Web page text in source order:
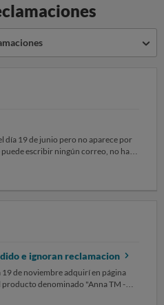
día 19 de junio pero no aparece por
puede escribir ningún correo, no hay
importe abonado
e ignoran reclamacion
denominado "Anna TM -